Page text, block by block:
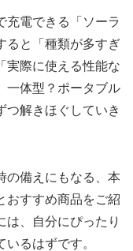
充電できる「ソーラ
ると「種類が多すぎ
実際に使える性能な
一体型？ポータブル
つ解きほぐしていき
の備えにもなる、本
おすすめ商品をご紹
は、自分にぴったり
るはずです。